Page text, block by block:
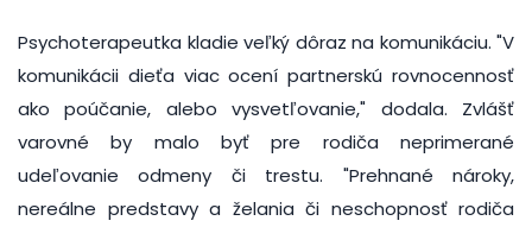
Psychoterapeutka kladie veľký dôraz na komunikáciu. "V
komunikácii dieťa viac ocení partnerskú rovnocennosť
ako poúčanie, alebo vysvetľovanie," dodala. Zvlášť
varovné by malo byť pre rodiča neprimerané
udeľovanie odmeny či trestu. "Prehnané nároky,
nereálne predstavy a želania či neschopnosť rodiča